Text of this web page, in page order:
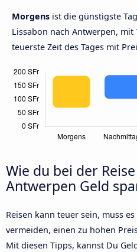
Morgens ist die günstigste
Lissabon nach Antwerpen, mit
teuerste Zeit des Tages mit
Wie du bei der
Antwerpen Geld
Reisen kann teuer sein, muss
vermeiden, einen zu hohen
Mit diesen Tipps, kannst Du